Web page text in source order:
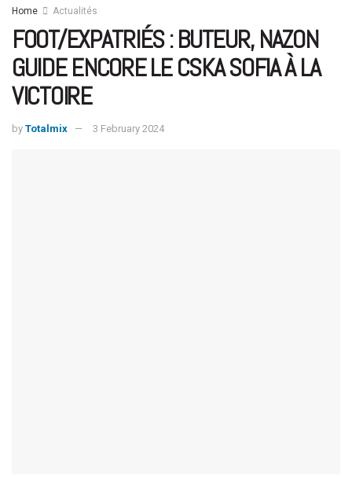
Home Actualités
FOOT/EXPATRIÉS : BUTEUR, NAZON
GUIDE ENCORE LE CSKA SOFIA À LA
VICTOIRE
by Totalmix 3 February 2024